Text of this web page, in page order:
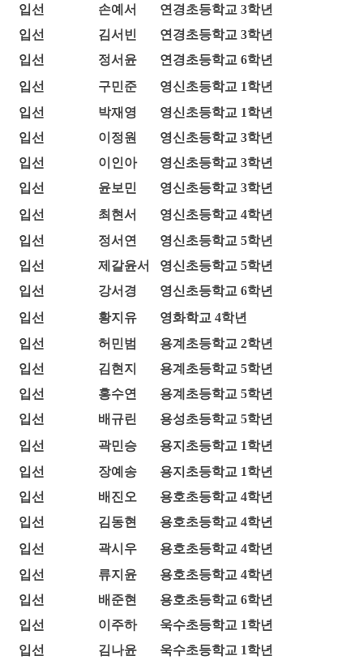
입선
손예서
연경초등학교 3학년
입선
김서빈
연경초등학교 3학년
입선
정서윤
연경초등학교 6학년
입선
구민준
영신초등학교 1학년
입선
박재영
영신초등학교 1학년
입선
이정원
영신초등학교 3학년
입선
이인아
영신초등학교 3학년
입선
윤보민
영신초등학교 3학년
입선
최현서
영신초등학교 4학년
입선
정서연
영신초등학교 5학년
입선
제갈윤서
영신초등학교 5학년
입선
강서경
영신초등학교 6학년
입선
황지유
영화학교 4학년
입선
허민범
용계초등학교 2학년
입선
김현지
용계초등학교 5학년
입선
홍수연
용계초등학교 5학년
입선
배규린
용성초등학교 5학년
입선
곽민승
용지초등학교 1학년
입선
장예송
용지초등학교 1학년
입선
배진오
용호초등학교 4학년
입선
김동현
용호초등학교 4학년
입선
곽시우
용호초등학교 4학년
입선
류지윤
용호초등학교 4학년
입선
배준현
용호초등학교 6학년
입선
이주하
욱수초등학교 1학년
입선
김나윤
욱수초등학교 1학년